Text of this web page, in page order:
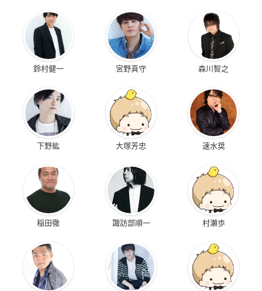
世界各国のプロヒーローと、ヒーロー事務所でインターン
中だった雄英高校ヒーロー科の生徒たちが招集され、
各地で爆弾の回収任務にあたっていた。
エンデヴァー事務所でインターン中のデク・爆豪・轟の3人
も、日本から遠く離れた国＜オセオン＞で作戦行動中、
ある事件に巻き込まれたデクがなんと全国指名手配されて
しまう！
事件をきっかけに出会った運び屋の少年・ロディととも
に、警察や謎の敵(ヴィラン)集団から命を狙われるデクた
そして、ヒューマライズ指導者、フレクト・ターンからの
犯行声明が全世界に届く―
「タイムリミットは今から2時間」各国で発生するパニッ
ク、刻一刻と迫りくる世界崩壊へのカウントダウン。
ヒーローチームは絶体絶命の状況下で、危険を顧みずに各
地の爆弾回収に向かう―ヒロアカ史上最大の危機に、
世界の、そしてヒーロー達の未来が、“彼ら”に託された。
≪収録内容≫
鈴村健一 宮野真守 森川智之
下野紘 大塚芳忠 速水奨
稲田徹 諏訪部順一 村瀬歩